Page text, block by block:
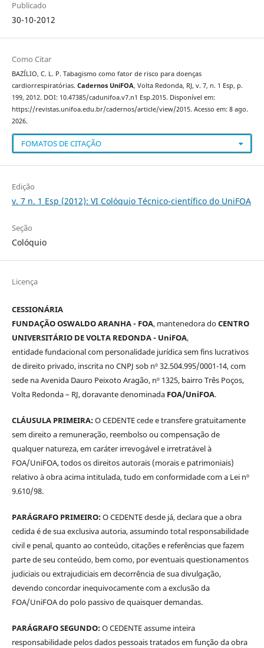
Publicado
30-10-2012
Como Citar
BAZÍLIO, C. L. P. Tabagismo como fator de risco para doenças
cardiorrespiratórias. Cadernos UniFOA, Volta Redonda, RJ, v. 7, n. 1 Esp, p.
199, 2012. DOI: 10.47385/cadunifoa.v7.n1 Esp.2015. Disponível em:
https://revistas.unifoa.edu.br/cadernos/article/view/2015. Acesso em: 8 ago.
2026.
FOMATOS DE CITAÇÃO
Edição
v. 7 n. 1 Esp (2012): VI Colóquio Técnico-científico do UniFOA
Seção
Colóquio
Licença
CESSIONÁRIA
FUNDAÇÃO OSWALDO ARANHA - FOA, mantenedora doCENTRO
UNIVERSITÁRIO DE VOLTA REDONDA - UniFOA,
entidade fundacional com personalidade jurídica sem fins lucrativos
de direito privado, inscrita no CNPJ sob nº 32.504.995/0001-14, com
sede na Avenida Dauro Peixoto Aragão, nº 1325, bairro Três Poços,
Volta Redonda – RJ, doravante denominada FOA/UniFOA.
CLÁUSULA PRIMEIRA:O CEDENTE cede e transfere gratuitamente
sem direito a remuneração, reembolso ou compensação de
qualquer natureza, em caráter irrevogável e irretratável à
FOA/UniFOA, todos os direitos autorais (morais e patrimoniais)
relativo à obra acima intitulada, tudo em conformidade com a Lei nº
9.610/98.
PARÁGRAFO PRIMEIRO:O CEDENTE desde já, declara que a obra
cedida é de sua exclusiva autoria, assumindo total responsabilidade
civil e penal, quanto ao conteúdo, citações e referências que fazem
parte de seu conteúdo, bem como, por eventuais questionamentos
judiciais ou extrajudiciais em decorrência de sua divulgação,
devendo concordar inequivocamente com a exclusão da
FOA/UniFOA do polo passivo de quaisquer demandas.
PARÁGRAFO SEGUNDO:O CEDENTE assume inteira
responsabilidade pelos dados pessoais tratados em função da obra